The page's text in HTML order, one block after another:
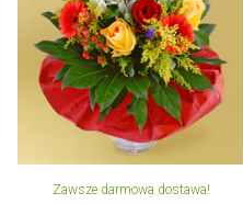
Zawsze darmowa dostawa!